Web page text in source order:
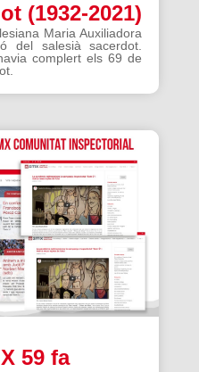
(1932-2021)
Maria Auxiliadora
del salesià sacerdot.
complert els 69 de
59 fa